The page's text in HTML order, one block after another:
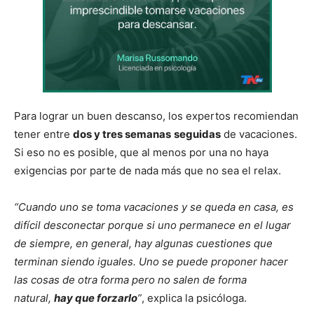
Para lograr un buen descanso, los expertos recomiendan
tener entre dos y tres semanas seguidas de vacaciones.
Si eso no es posible, que al menos por una no haya
exigencias por parte de nada más que no sea el relax.
“Cuando uno se toma vacaciones y se queda en casa, es
difícil desconectar porque si uno permanece en el lugar
de siempre, en general, hay algunas cuestiones que
terminan siendo iguales. Uno se puede proponer hacer
las cosas de otra forma pero no salen de forma
natural, hay que forzarlo”, explica la psicóloga.